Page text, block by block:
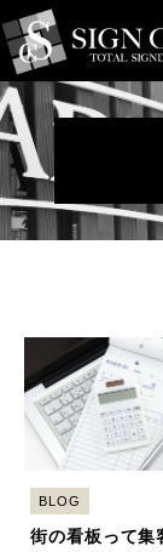
BLOG
街の看板って集